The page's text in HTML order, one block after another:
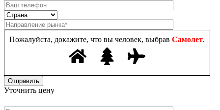
Пожалуйста, докажите, что вы человек, выбрав Самолет.
Уточнить цену